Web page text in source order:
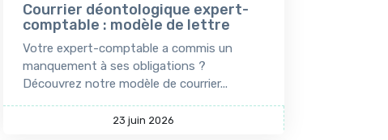
Courrier déontologique expert-
comptable : modèle de lettre
Votre expert-comptable a commis un
manquement à ses obligations ?
Découvrez notre modèle de courrier...
23 juin 2026